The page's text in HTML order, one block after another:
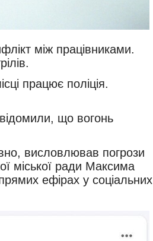
між працівниками.
працює поліція.
що вогонь
висловлював погрози
міської ради Максима
ефірах у соціальних